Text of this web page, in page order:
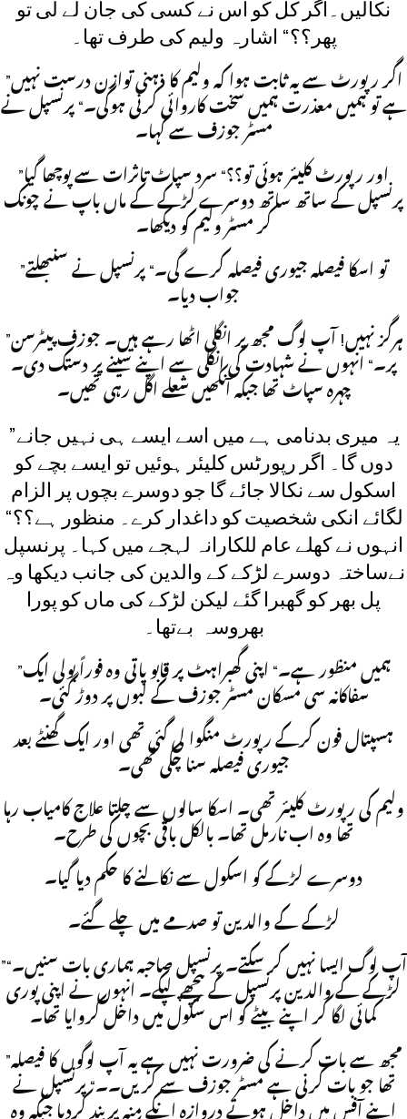
نکالیں۔اگر کل کو اس نے کسی کی جان لے لی تو
پھر؟؟“ اشارہ ولیم کی طرف تھا۔
”اگر رپورٹ سے یہ ثابت ہوا کہ ولیم کا ذہنی توازن درست نہیں
ہے تو ہمیں معذرت ہمیں سخت کاروائی کرنی ہوگی۔“ پرنسپل نے
مسٹر جوزف سے کہا۔
”اور رپورٹ کلیئر ہوئی تو؟؟“ سرد سپاٹ تاثرات سے پوچھا گیا
پرنسپل کے ساتھ ساتھ دوسرے لڑکے کے ماں باپ نے چونک
کر مسٹر ولیم کو دیکھا۔
”تو اسکا فیصلہ جیوری فیصلہ کرے گی۔“ پرنسپل نے سنبھلتے
جواب دیا۔
”ہرگز نہیں! آپ لوگ مجھ پر انگلی اٹھا رہے ہیں۔ جوزف پیٹرسن
پر۔“ انہوں نے شہادت کی انگلی سے اپنے سینے پر دستک دی۔
چہرہ سپاٹ تھا جبکہ آنکھیں شعلے اگل رہی تھیں۔
”یہ میری بدنامی ہے میں اسے ایسے ہی نہیں جانے
دوں گا۔ اگر رپورٹس کلیئر ہوئیں تو ایسے بچے کو
اسکول سے نکالا جائے گا جو دوسرے بچوں پر الزام
لگائے انکی شخصیت کو داغدار کرے۔ منظور ہے؟؟“
انہوں نے کھلے عام للکارانہ لہجے میں کہا۔ پرنسپل
نےساختہ دوسرے لڑکے کے والدین کی جانب دیکھا وہ
پل بھر کو گھبرا گئے لیکن لڑکے کی ماں کو پورا
بھروسہ بےتھا۔
”ہمیں منظور ہے۔“ اپنی گھبراہٹ پر قابو پاتی وہ فوراً بولی ایک
سفاکانہ سی مسکان مسٹر جوزف کے لبوں پر دوڑ گئی۔
ہسپتال فون کرکے رپورٹ منگوا لی گئی تھی اور ایک گھنٹے بعد
جیوری فیصلہ سنا چکی تھی۔
ولیم کی رپورٹ کلیئر تھی۔ اسکا سالوں سے چلتا علاج کامیاب رہا
تھا وہ اب نارمل تھا۔ بالکل باقی بچوں کی طرح۔
دوسرے لڑکے کو اسکول سے نکالنے کا حکم دیا گیا۔
لڑکے کے والدین تو صدمے میں چلے گئے۔
”آپ لوگ ایسا نہیں کر سکتے۔ پرنسپل صاحبہ ہماری بات سنیں۔“
لڑکے کے والدین پرنسپل کے پیچھے لپکے۔ انہوں نے اپنی پوری
کمائی لگا کر اپنے بیٹے کو اس سکول میں داخل کروایا تھا۔
”مجھ سے بات کرنے کی ضرورت نہیں ہے یہ آپ لوگوں کا فیصلہ
تھا جو بات کرنی ہے مسٹر جوزف سے کریں۔۔“ پرنسپل نے
اپنے آفس میں داخل ہوتے دروازہ انکے منہ پر بند کردیا جبکہ وہ